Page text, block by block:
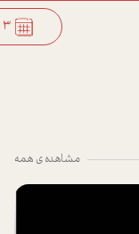
3 روز قبل
مشاهده ی همه